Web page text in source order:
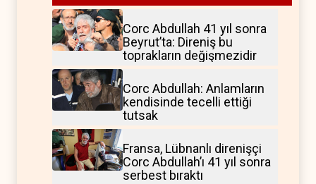
Corc Abdullah 41 yıl sonra
Beyrut’ta: Direniş bu
toprakların değişmezidir
Corc Abdullah: Anlamların
kendisinde tecelli ettiği
tutsak
Fransa, Lübnanlı direnişçi
Corc Abdullah’ı 41 yıl sonra
serbest bıraktı